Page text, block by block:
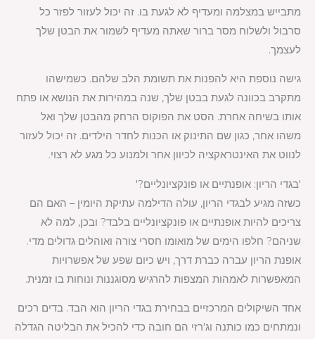
מתבייש במצלמה ומעדיף לא לגעת בו. זה יכול לעזור לפזר כל
סרבול ולשלוח מסר ברור שאתה מעדיף לשמור את הבטן שלך
לעצמך.
גישה נוספת היא להפנות את תשומת הלב שלהם. כשמישהו
מתקרב בכוונה לגעת בבטן שלך, שנה במהירות את הנושא או פתח
אותו בשיחה אחרת. הסט את הפוקוס הרחק מהבטן שלך ואל
משהו אחר, כגון שם התינוק או הכנות לחדר הילדים. זה יכול לעזור
לנווט את האינטראקציה לכיוון אחר ולמנוע כל מגע לא רצוי.
'בגדי הריון: אופנתיים או פונקציונליים?'
כשזה מגיע לבגדי הריון, עולה הדילמה עתיקת היומין – האם הם
צריכים להיות אופנתיים או פונקציונליים בלבד? ובכן, למה לא
שניהם? חלפו הימים של מואומו חסרי צורה ואוהלים גדולים מדי.
אופנת הריון עברה כברת דרך, ויש כיום שפע של אפשרויות
המאפשרות לאמהות המצפות להרגיש מסוגננות ונוחות בו זמנית.
אחד השיקולים המרכזיים בבחירת בגדי הריון הוא הבד. בדים רכים
ונמתחים כמו כותנה וג'רזי הם חובה כדי להכיל את הבליטה הגדלה